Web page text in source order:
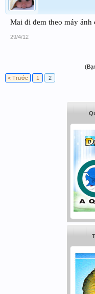
Mai đi đem theo máy
29/4/12
< Trước
1 2